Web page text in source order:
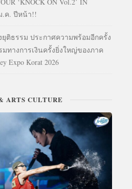
.ค. ปีหน้า!!
ติธรรม ประกาศความพร้อมอีกครั้ง
ทางการเงินครั้งยิ่งใหญ่ของภาค
Expo Korat 2026
ARTS CULTURE